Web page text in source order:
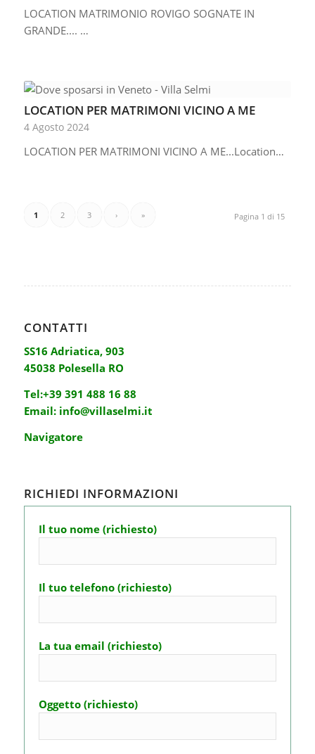
LOCATION MATRIMONIO ROVIGO SOGNATE IN
GRANDE.... …
LOCATION PER MATRIMONI VICINO A ME
4 Agosto 2024
LOCATION PER MATRIMONI VICINO A ME...Location…
Pagina 1 di 15
1 2 3 › »
CONTATTI
SS16 Adriatica, 903
45038 Polesella RO
Tel:+39 391 488 16 88
Email: info@villaselmi.it
Navigatore
RICHIEDI INFORMAZIONI
Il tuo nome (richiesto)
Il tuo telefono (richiesto)
La tua email (richiesto)
Oggetto (richiesto)